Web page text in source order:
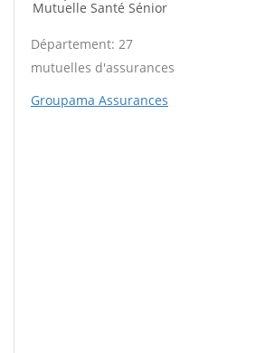
Mutuelle Santé Sénior
Département: 27
mutuelles d'assurances
Groupama Assurances